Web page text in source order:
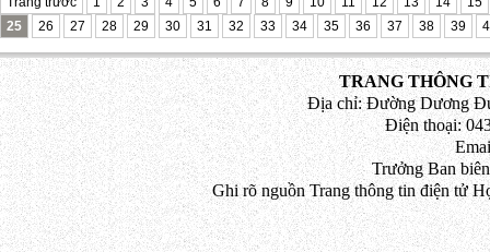
25
26 27 28 29 30 31 32 33 34 35 36 37 38 39
TRANG THÔNG
Địa chỉ: Đường Dương
Điện thoại:
Trưởng Ban
Ghi rõ nguồn Trang thông tin điện tử